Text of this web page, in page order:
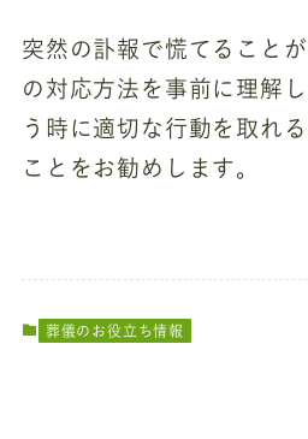
突然の訃報で慌てること
の対応方法を事前に理解
う時に適切な行動を取れ
ことをお勧めします。
葬儀のお役立ち情報